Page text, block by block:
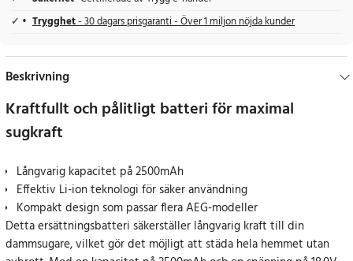
Trygghet- 30 dagars prisgaranti - Över 1 miljon nöjda kunder
Beskrivning
Kraftfullt och pålitligt batteri för maximal
sugkraft
Långvarig kapacitet på 2500mAh
Effektiv Li-ion teknologi för säker användning
Kompakt design som passar flera AEG-modeller
Detta ersättningsbatteri säkerställer långvarig kraft till din
dammsugare, vilket gör det möjligt att städa hela hemmet utan